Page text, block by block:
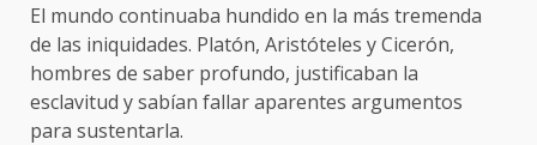
El mundo continuaba hundido en la más tremenda
de las iniquidades. Platón, Aristóteles y Cicerón,
hombres de saber profundo, justificaban la
esclavitud y sabían fallar aparentes argumentos
para sustentarla.